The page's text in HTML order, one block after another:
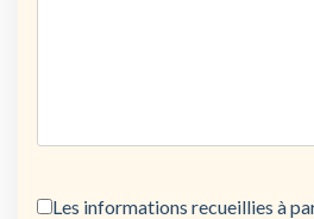
Les informations recueillies à